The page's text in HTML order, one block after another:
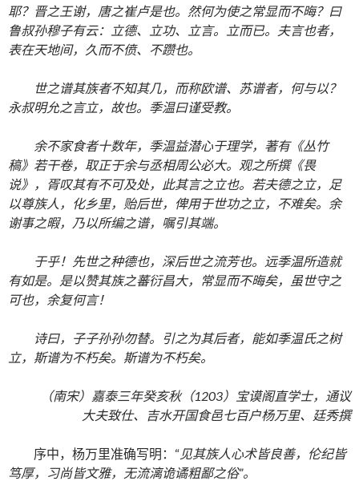
耶？晋之王谢，唐之崔卢是也。然何为使之常显而不晦？曰
鲁叔孙穆子有云：立德、立功、立言。立而已。夫言也者，
表在天地间，久而不偾、不躜也。
世之谱其族者不知其几，而称欧谱、苏谱者，何与以？
永叔明允之言立，故也。季温曰谨受教。
余不家食者十数年，季温益潜心于理学，著有《丛竹
稿》若干卷，取正于余与丞相周公必大。观之所撰《畏
说》，胥叹其有不可及处，此其言之立也。若夫德之立，足
以尊族人，化乡里，贻后世，俾用于世功之立，不难矣。余
谢事之暇，乃以所编之谱，嘱引其端。
于乎！先世之种德也，深后世之流芳也。远季温所造就
有如是。是以赞其族之蕃衍昌大，常显而不晦矣，虽世守之
可也，余复何言！
诗曰，子子孙孙勿替。引之为其后者，能如季温氏之树
立，斯谱为不朽矣。斯谱为不朽矣。
（南宋）嘉泰三年癸亥秋（1203）宝谟阁直学士，通议
大夫致仕、吉水开国食邑七百户杨万里、廷秀撰
序中，杨万里准确写明：“见其族人心术皆良善，伦纪皆
笃厚，习尚皆文雅，无流漓诡谲粗鄙之俗”。